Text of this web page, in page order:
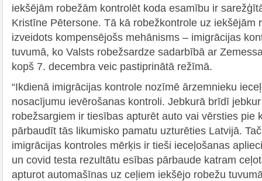
iekšējām robežām kontrolēt koda esamību ir
Kristīne Pētersone. Tā kā robežkontrole uz iekšējām
izveidots kompensējošs mehānisms – imigrācijas
tuvumā, ko Valsts robežsardze sadarbībā ar
kopš 7. decembra veic pastiprinātā režīmā.
“Ikdienā imigrācijas kontrole nozīmē ārzemnieku
nosacījumu ievērošanas kontroli. Jebkurā brīdī
robežsargiem ir tiesības apturēt auto vai vērsties pie
pārbaudīt tās likumisko pamatu uzturēties Latvijā.
imigrācijas kontroles mērķis ir tieši ieceļošanas
un covid testa rezultātu esības pārbaude katram
apturot automašīnas uz ceļiem iekšējo robežu